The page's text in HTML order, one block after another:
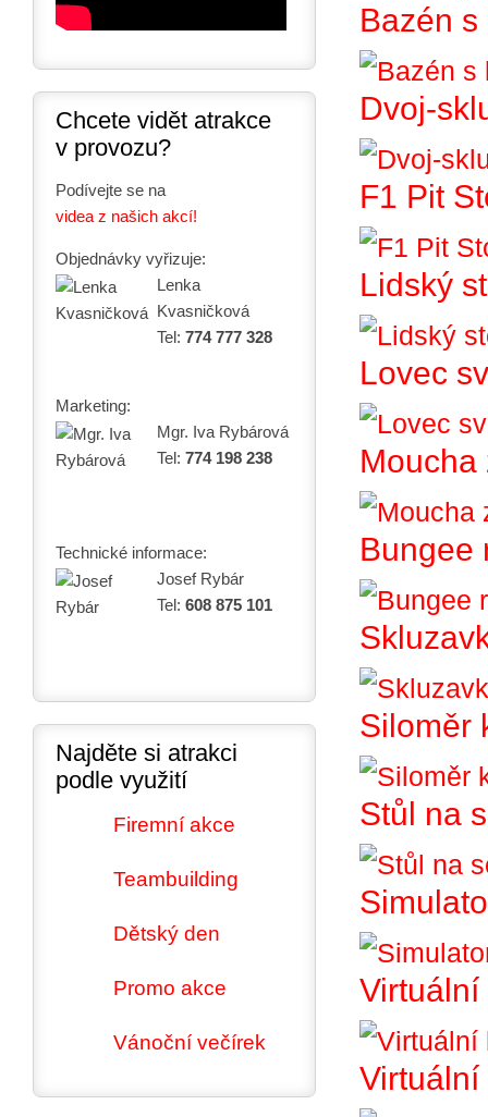
Bazén
Dvoj-
F1 Pit
Lidský
Lovec
Moucha
Bungee
Siloměr
Stůl na
Chcete vidět atrakce
v provozu?
Podívejte se na
videa z našich akcí!
Objednávky vyřizuje:
Lenka
Kvasničková
Tel: 774 777 328
Marketing:
Mgr. Iva Rybárová
Tel: 774 198 238
Technické informace:
Josef Rybár
Tel: 608 875 101
Najděte si atrakci
podle využití
Firemní akce
Teambuilding
Dětský den
Promo akce
Vánoční večírek